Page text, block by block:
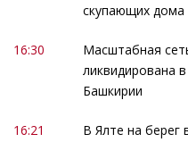
скупающих дома
16:30
Масштабная
ликвидирована
Башкирии
16:21 В Ялте на берег